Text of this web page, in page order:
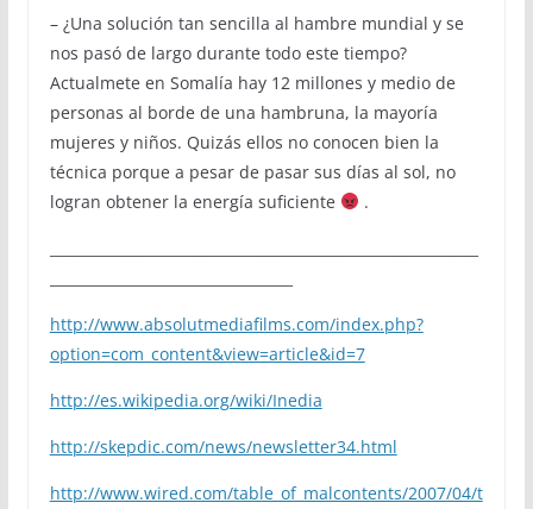
– ¿Una solución tan sencilla al hambre mundial y se
nos pasó de largo durante todo este tiempo?
Actualmete en Somalía hay 12 millones y medio de
personas al borde de una hambruna, la mayoría
mujeres y niños. Quizás ellos no conocen bien la
técnica porque a pesar de pasar sus días al sol, no
logran obtener la energía suficiente
.
http://www.absolutmediafilms.com/index.php?
option=com_content&view=article&id=7
http://es.wikipedia.org/wiki/Inedia
http://skepdic.com/news/newsletter34.html
http://www.wired.com/table_of_malcontents/2007/04/t